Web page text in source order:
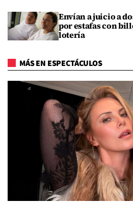
Envían a juicio a
por estafas con
lotería
MÁS EN ESPECTÁCULOS